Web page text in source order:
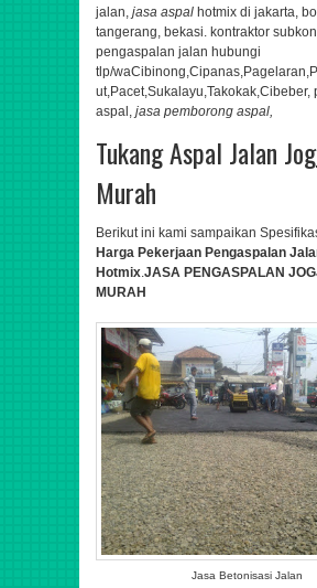
jalan, jasa aspal hotmix di jakarta,
tangerang, bekasi. kontraktor
pengaspalan jalan hubungi
tlp/wa
ut,Pacet,Sukalayu,Takokak,Cibeber​,
aspal, jasa pemborong aspal,
Tukang Aspal Jalan
Murah
Berikut ini kami sampaikan
Harga Pekerjaan Pengaspalan
Hotmix.JASA PENGASPALAN
MURAH
Jasa Betonisasi Jalan